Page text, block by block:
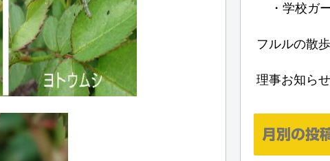
・学校ガ
フルルの散歩
理事お知ら
月別の投